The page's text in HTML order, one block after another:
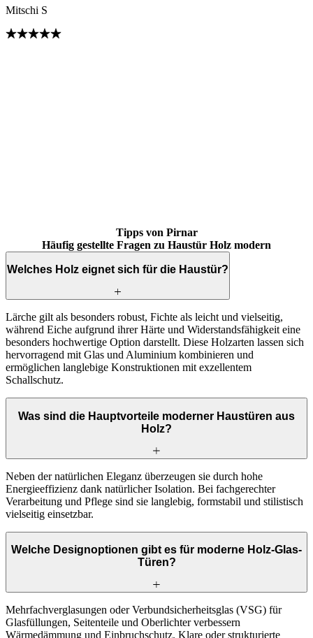
Mitschi S
Tipps von Pirnar
Häufig gestellte Fragen zu Haustür Holz modern
Welches Holz eignet sich für die Haustür?
Lärche gilt als besonders robust, Fichte als leicht und vielseitig,
während Eiche aufgrund ihrer Härte und Widerstandsfähigkeit eine
besonders hochwertige Option darstellt. Diese Holzarten lassen sich
hervorragend mit Glas und Aluminium kombinieren und
ermöglichen langlebige Konstruktionen mit exzellentem
Schallschutz.
Was sind die Hauptvorteile moderner Haustüren aus
Holz?
Neben der natürlichen Eleganz überzeugen sie durch hohe
Energieeffizienz dank natürlicher Isolation. Bei fachgerechter
Verarbeitung und Pflege sind sie langlebig, formstabil und stilistisch
vielseitig einsetzbar.
Welche Designoptionen gibt es für moderne Holz-Glas-
Türen?
Mehrfachverglasungen oder Verbundsicherheitsglas (VSG) für
Glasfüllungen, Seitenteile und Oberlichter verbessern
Wärmedämmung und Einbruchschutz. Klare oder strukturierte